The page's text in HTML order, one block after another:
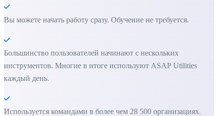
Вы можете начать работу сразу. Обучение не требуется.
Большинство пользователей начинают с нескольких
инструментов. Многие в итоге используют ASAP Utilities
каждый день.
Используется командами в более чем 28 500 организациях.